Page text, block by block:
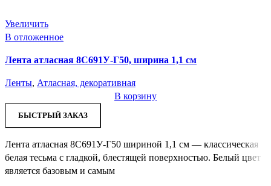
Увеличить
В отложенное
Лента атласная 8С691У-Г50, ширина 1,1 см
Ленты, Атласная, декоративная
В корзину
БЫСТРЫЙ ЗАКАЗ
Лента атласная 8С691У-Г50 шириной 1,1 см — классическая
белая тесьма с гладкой, блестящей поверхностью. Белый цвет
является базовым и самым